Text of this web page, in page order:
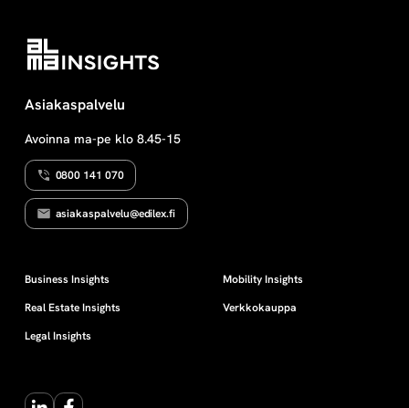
Asiakaspalvelu
Avoinna ma-pe klo 8.45-15
0800 141 070
asiakaspalvelu@edilex.fi
Business Insights
Real Estate Insights
Legal Insights
Mobility Insights
Verkkokauppa
LinkedInFacebook